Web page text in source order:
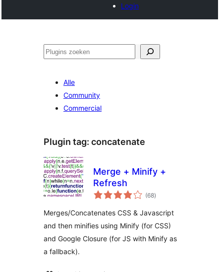
Login
Zoeken
Alle
Community
Commercial
Plugin tag: concatenate
Merge + Minify +
Refresh
(68totaal
waarderingen
)
Merges/Concatenates CSS & Javascript
and then minifies using Minify (for CSS)
and Google Closure (for JS with Minify as
a fallback).